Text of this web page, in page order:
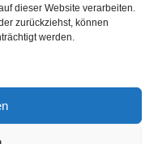
dieser Website verarbeiten.
zurückziehst, können
werden.